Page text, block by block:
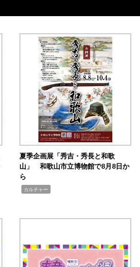
夏季企画展「秀吉・秀長と和歌
山」 和歌山市立博物館で8月8日か
ら
カルチャー